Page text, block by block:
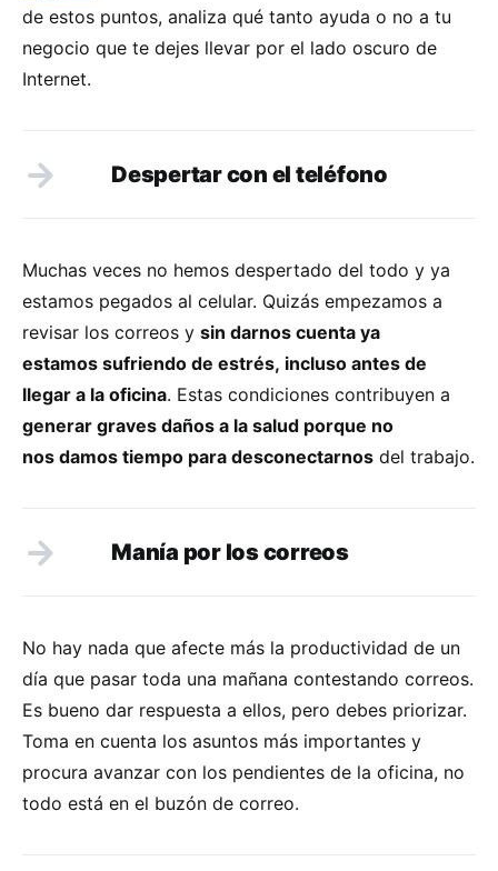
de estos puntos, analiza qué tanto ayuda o no a tu
negocio que te dejes llevar por el lado oscuro de
Internet.
Despertar con el teléfono
Muchas veces no hemos despertado del todo y ya
estamos pegados al celular. Quizás empezamos a
revisar los correos y sin darnos cuenta ya
estamos sufriendo de estrés, incluso antes de
llegar a la oficina. Estas condiciones contribuyen a
generar graves daños a la salud porque no
nos damos tiempo para desconectarnos del trabajo.
Manía por los correos
No hay nada que afecte más la productividad de un
día que pasar toda una mañana contestando correos.
Es bueno dar respuesta a ellos, pero debes priorizar.
Toma en cuenta los asuntos más importantes y
procura avanzar con los pendientes de la oficina, no
todo está en el buzón de correo.